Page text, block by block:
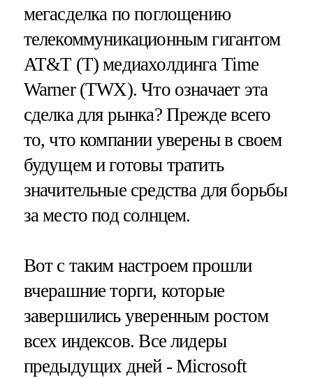
мегасделка по поглощению
телекоммуникационным гигантом
AT&T (T) медиахолдинга Time
Warner (TWX). Что означает эта
сделка для рынка? Прежде всего
то, что компании уверены в своем
будущем и готовы тратить
значительные средства для борьбы
за место под солнцем.
Вот с таким настроем прошли
вчерашние торги, которые
завершились уверенным ростом
всех индексов. Все лидеры
предыдущих дней - Microsoft